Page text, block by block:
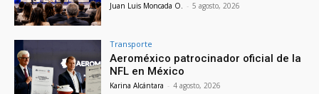
Juan Luis Moncada O. - 5 agosto, 2026
Transporte
Aeroméxico patrocinador oficial de la
NFL en México
Karina Alcántara - 4 agosto, 2026